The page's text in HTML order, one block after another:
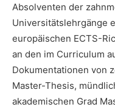
Absolventen der
Universitätslehrgänge
europäischen ECTS-
an den im Curriculum
Dokumentationen von
Master-Thesis,
akademischen Grad